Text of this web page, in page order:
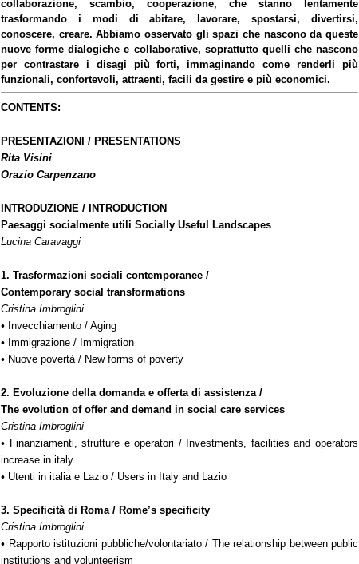
collaborazione, scambio, cooperazione, che stanno lentamente
trasformando i modi di abitare, lavorare, spostarsi, divertirsi,
conoscere, creare. Abbiamo osservato gli spazi che nascono da queste
nuove forme dialogiche e collaborative, soprattutto quelli che nascono
per contrastare i disagi più forti, immaginando come renderli più
funzionali, confortevoli, attraenti, facili da gestire e più economici.
CONTENTS:
PRESENTAZIONI / PRESENTATIONS
Rita Visini
Orazio Carpenzano
INTRODUZIONE / INTRODUCTION
Paesaggi socialmente utili Socially Useful Landscapes
Lucina Caravaggi
1. Trasformazioni sociali contemporanee /
Contemporary social transformations
Cristina Imbroglini
• Invecchiamento / Aging
• Immigrazione / Immigration
• Nuove povertà / New forms of poverty
2. Evoluzione della domanda e offerta di assistenza /
The evolution of offer and demand in social care services
Cristina Imbroglini
• Finanziamenti, strutture e operatori / Investments, facilities and operators
increase in italy
• Utenti in italia e Lazio / Users in Italy and Lazio
3. Specificità di Roma / Rome’s specificity
Cristina Imbroglini
• Rapporto istituzioni pubbliche/volontariato / The relationship between public
institutions and volunteerism